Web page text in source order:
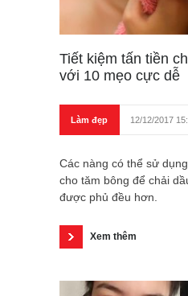
Tiết kiệm tấn tiền
với 10 mẹo cực dễ
Làm đẹp 12/12/2017
Các nàng có thể sử
cho tăm bông để chải
được phủ đều hơn.
Xem thêm